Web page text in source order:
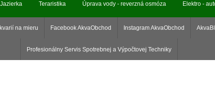
Jazierka Teraristika Úprava vody - reverzná osmóza Elektro -
na mieru Facebook AkvaObchod Instagram AkvaObchod
Profesionálny Servis Spotrebnej a Výpočtovej Techniky